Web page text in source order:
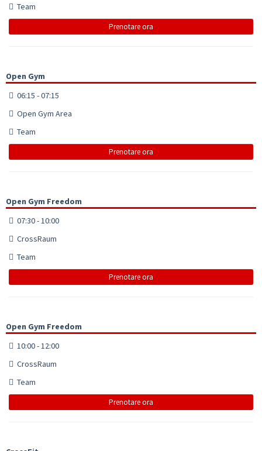
Team
Prenotare ora
Open Gym
06:15 - 07:15
Open Gym Area
Team
Prenotare ora
Open Gym Freedom
07:30 - 10:00
CrossRaum
Team
Prenotare ora
Open Gym Freedom
10:00 - 12:00
CrossRaum
Team
Prenotare ora